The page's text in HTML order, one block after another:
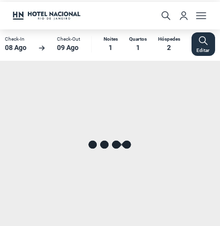
Check-In
08 Ago
Check-Out
09 Ago
Noites
1
Quartos
1
Hóspedes
2 Editar